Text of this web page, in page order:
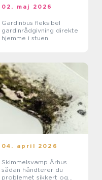
02. maj 2026
Gardinbus fleksibel
gardinrådgivning direkte
hjemme i stuen
04. april 2026
Skimmelsvamp Århus
sådan håndterer du
problemet sikkert og